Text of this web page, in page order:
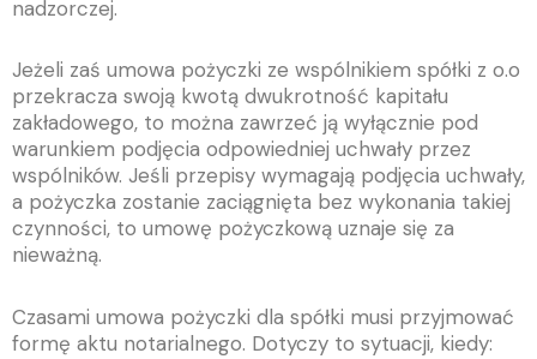
nadzorczej.
Jeżeli zaś umowa pożyczki ze wspólnikiem spółki z o.o
przekracza swoją kwotą dwukrotność kapitału
zakładowego, to można zawrzeć ją wyłącznie pod
warunkiem podjęcia odpowiedniej uchwały przez
wspólników. Jeśli przepisy wymagają podjęcia uchwały,
a pożyczka zostanie zaciągnięta bez wykonania takiej
czynności, to umowę pożyczkową uznaje się za
nieważną.
Czasami umowa pożyczki dla spółki musi przyjmować
formę aktu notarialnego. Dotyczy to sytuacji, kiedy: